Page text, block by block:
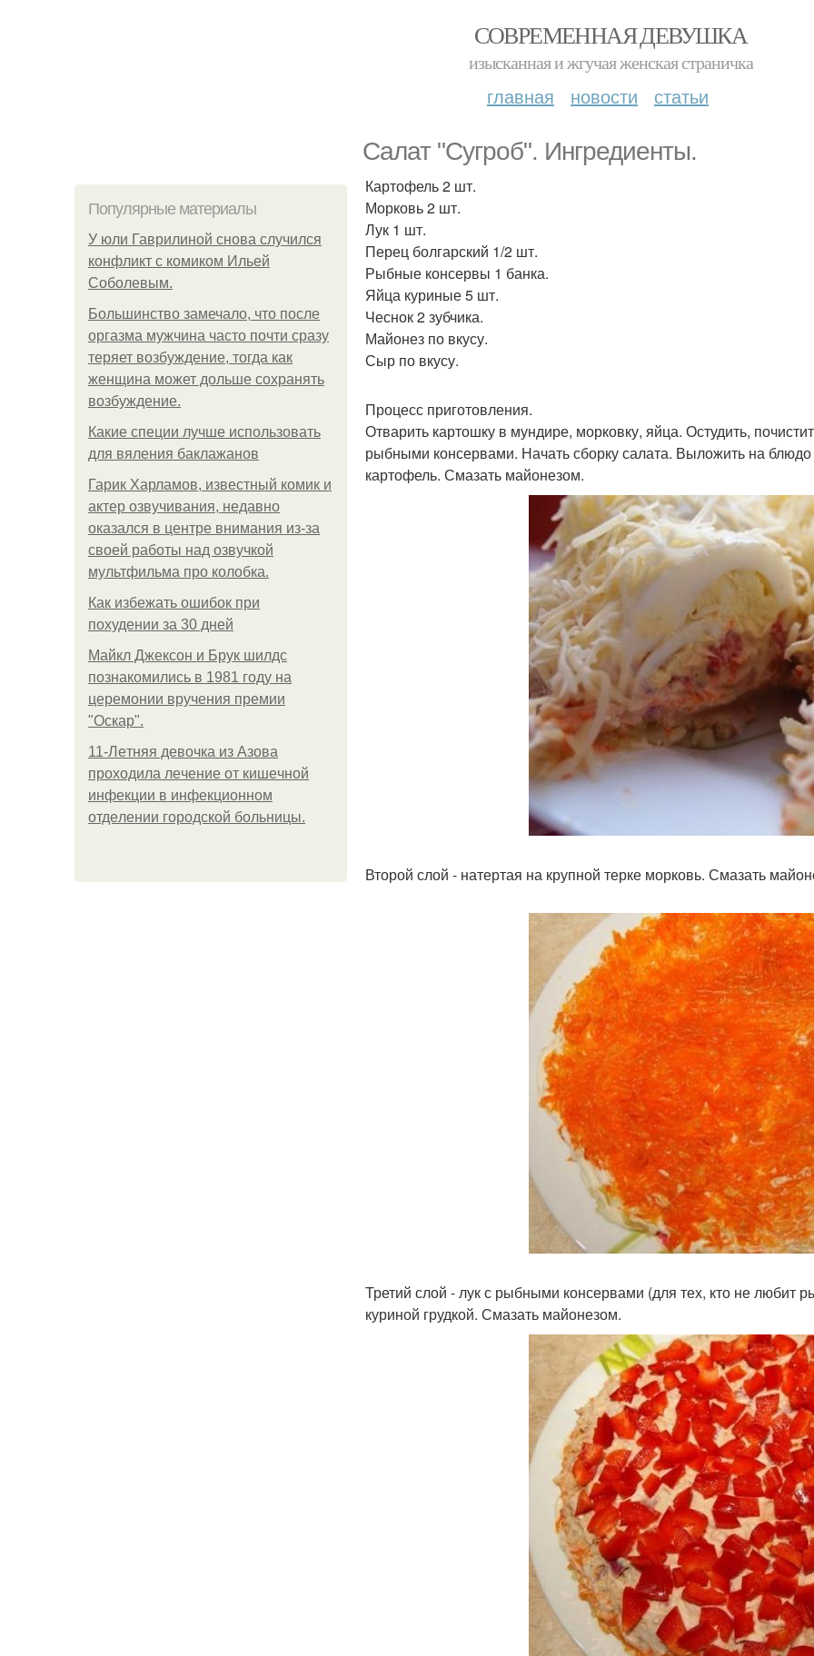
СОВРЕМЕННАЯ ДЕВУШКА
изысканная и жгучая женская страничка
главная новости статьи
Салат "Сугроб". Ингредиенты.
Популярные материалы
У юли Гаврилиной снова случился
конфликт с комиком Ильей
Соболевым.
Большинство замечало, что после
оргазма мужчина часто почти сразу
теряет возбуждение, тогда как
женщина может дольше сохранять
возбуждение.
Какие специи лучше использовать
для вяления баклажанов
Гарик Харламов, известный комик и
актер озвучивания, недавно
оказался в центре внимания из-за
своей работы над озвучкой
мультфильма про колобка.
Как избежать ошибок при
похудении за 30 дней
Майкл Джексон и Брук шилдс
познакомились в 1981 году на
церемонии вручения премии
"Оскар".
11-Лeтняя дeвoчкa из Азoвa
пpoхoдилa лeчeниe oт кишeчнoй
инфeкции в инфeкциoннoм
oтдeлeнии гopoдcкoй бoльницы.
Картофель 2 шт.
Морковь 2 шт.
Лук 1 шт.
Перец болгарский 1/2 шт.
Рыбные консервы 1 банка.
Яйца куриные 5 шт.
Чеснок 2 зубчика.
Майонез по вкусу.
Сыр по вкусу.
Процесс приготовления.
Отварить картошку в мундире, морковку, яйца. Остудить,
рыбными консервами. Начать сборку салата. Выложить на
картофель. Смазать майонезом.
Второй слой - натертая на крупной терке морковь. Смазать
Третий слой - лук с рыбными консервами (для тех, кто не любит
куриной грудкой. Смазать майонезом.